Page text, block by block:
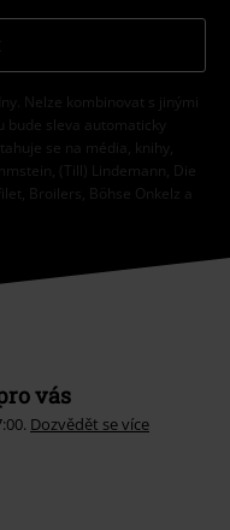
Nelze kombinovat s jinými
sleva automaticky
se na média, knihy,
(Till) Lindemann, Die
Broilers, Böhse Onkelz a
vás
Dozvědět se více